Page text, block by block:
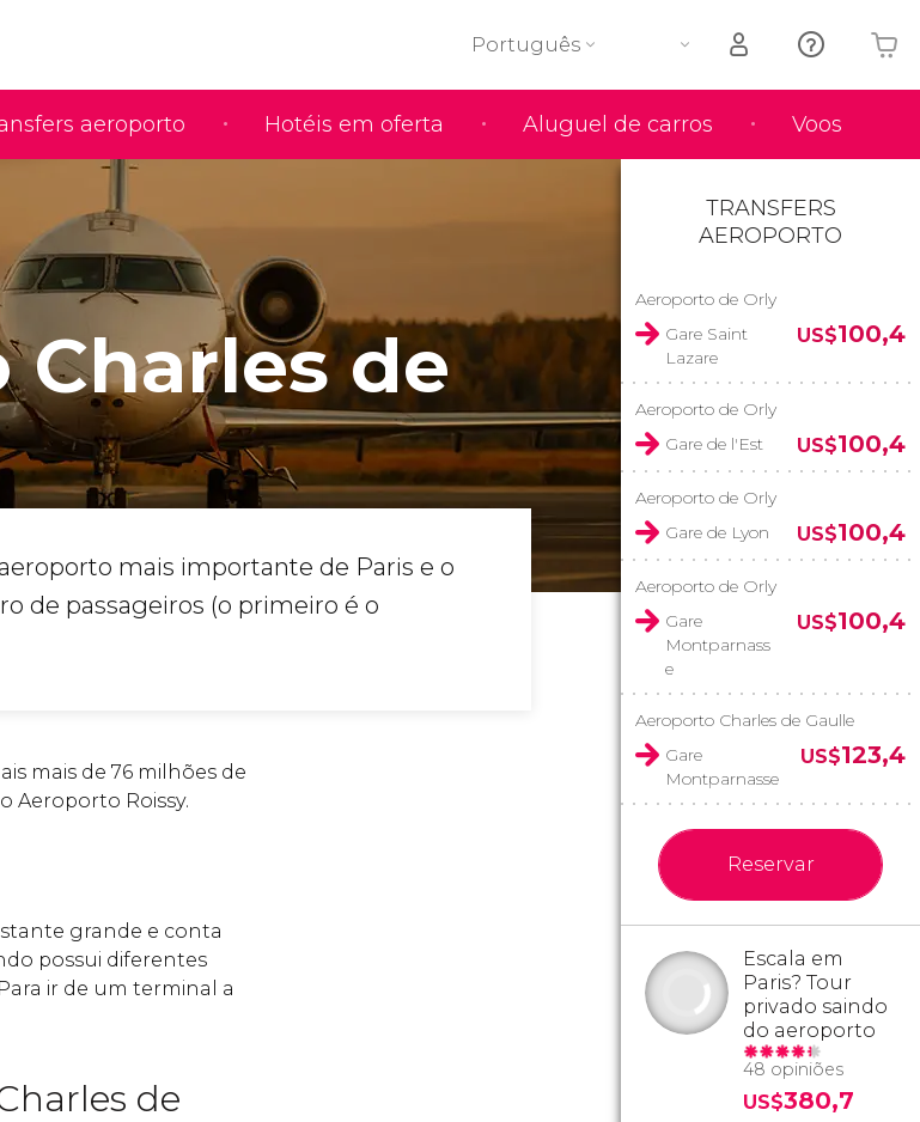
aeroporto Hotéis em oferta Aluguel de carros Voos
Português
O seu carrinho está vazio
de
mais importante de Paris e o
de passageiros (o primeiro é o
mais de 76 milhões de
Aeroporto Roissy.
grande e conta
possui diferentes
ir de um terminal a
de
TRANSFERS
AEROPORTO
Aeroporto de Orly
Gare Saint
Lazare
US$100,4
Aeroporto de Orly
Gare de l'Est
US$100,4
Aeroporto de Orly
Gare de Lyon
US$100,4
Aeroporto de Orly
Gare
Montparnass
e
US$100,4
Aeroporto Charles de Gaulle
Gare
Montparnasse
US$123,4
Reservar
Escala em
Paris? Tour
privado saindo
do aeroporto
48 opiniões
US$380,7